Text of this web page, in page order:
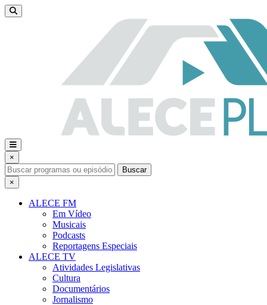
×
Buscar
×
ALECE FM
Em Vídeo
Musicais
Podcasts
Reportagens Especiais
ALECE TV
Atividades Legislativas
Cultura
Documentários
Jornalismo